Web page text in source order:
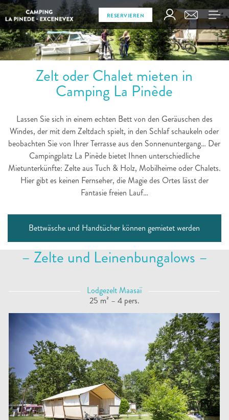
RESERVIEREN
Zelt oder Chalet mieten in
Camping La Pinède
Lassen Sie sich in einem echten Bett von den Geräuschen des
Windes, der mit dem Zeltdach spielt, in den Schlaf schaukeln oder
beobachten Sie von Ihrer Terrasse aus den Sonnenuntergang… Der
Campingplatz La Pinède bietet Ihnen unterschiedliche
Mietunterkünfte: Zelte aus Tuch & Holz, Mobilheime oder Chalets.
Hier gibt es keinen Fernseher, die Magie des Ortes lässt der
Fantasie freien Lauf…
Bettwäsche und Handtücher können gemietet werden
– Zelte und Leinenbungalows –
Lodgezelt Maasaï
25 m² – 4 pers.